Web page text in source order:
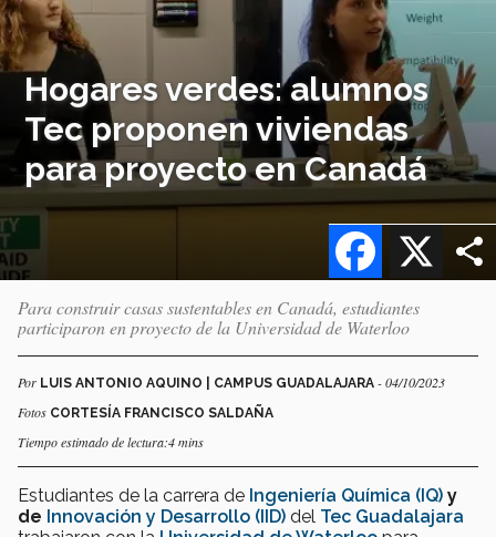
Hogares verdes: alumnos
Tec proponen viviendas
para proyecto en Canadá
X
Facebook
Para construir casas sustentables en Canadá, estudiantes
participaron en proyecto de la Universidad de Waterloo
Por LUIS ANTONIO AQUINO | CAMPUS GUADALAJARA - 04/10/2023
Fotos CORTESÍA FRANCISCO SALDAÑA
Tiempo estimado de lectura:4 mins
Estudiantes de la carrera de Ingeniería Química (IQ) y
de Innovación y Desarrollo (IID) del Tec Guadalajara